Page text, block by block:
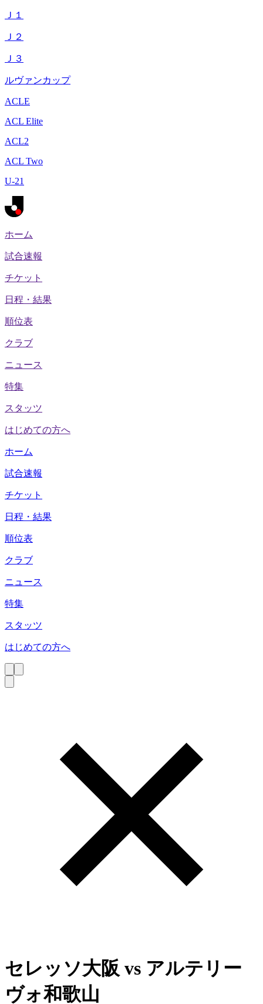
Ｊ１
Ｊ２
Ｊ３
ルヴァンカップ
ACLE
ACL Elite
ACL2
ACL Two
U-21
ホーム
試合速報
チケット
日程・結果
順位表
クラブ
ニュース
特集
スタッツ
はじめての方へ
ホーム
試合速報
チケット
日程・結果
順位表
クラブ
ニュース
特集
スタッツ
はじめての方へ
セレッソ大阪 vs アルテリー
ヴォ和歌山